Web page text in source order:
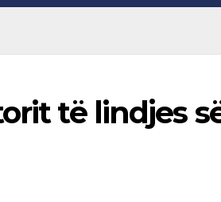
të lindjes